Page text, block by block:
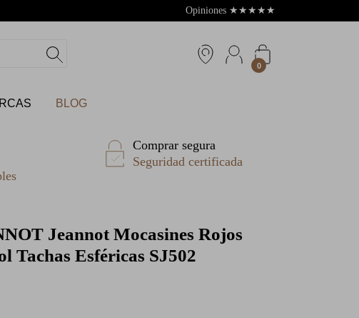
Opiniones ★ ★ ★ ★ ★
0
BLOG
Comprar segura
Seguridad certificada
Jeannot Mocasines Rojos
Tachas Esféricas SJ502